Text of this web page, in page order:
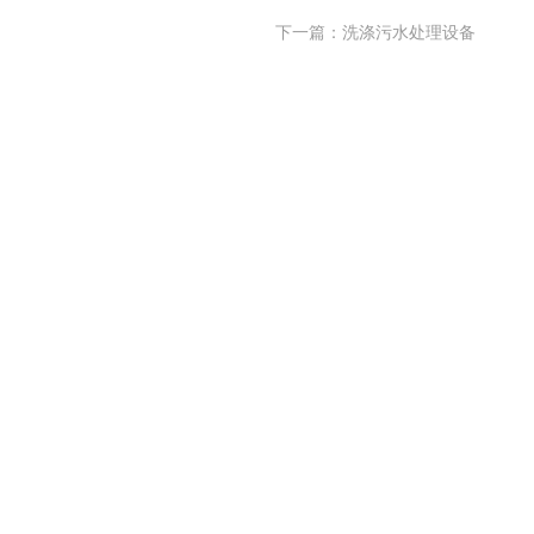
下一篇： 洗涤污水处理设备